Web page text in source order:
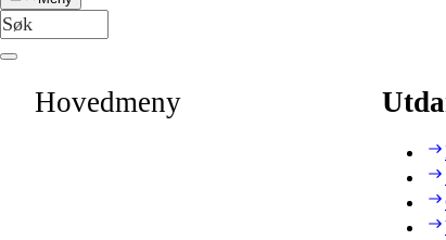
Hovedmeny